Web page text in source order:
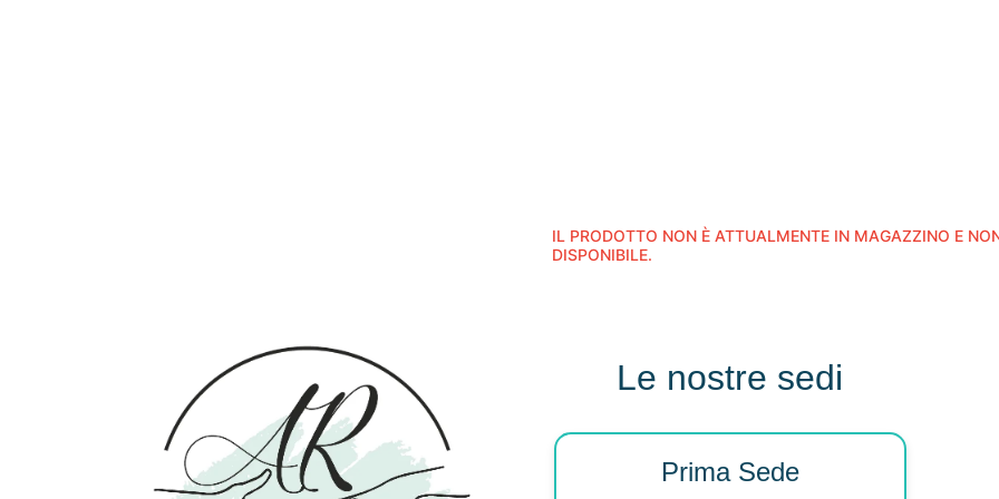
IL PRODOTTO NON È ATTUALMENTE IN MAGAZZINO E
DISPONIBILE.
Le nostre sedi
Prima Sede